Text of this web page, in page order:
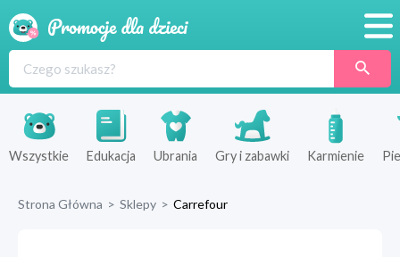
Produkty
Sklepy
Wszystkie Edukacja Ubrania Gry i zabawki Karmienie
Strona Główna > Sklepy > Carrefour